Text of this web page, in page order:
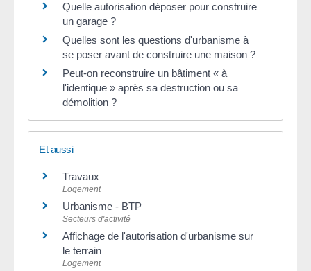
Quelle autorisation déposer pour construire
un garage ?
Quelles sont les questions d'urbanisme à
se poser avant de construire une maison ?
Peut-on reconstruire un bâtiment « à
l'identique » après sa destruction ou sa
démolition ?
Et aussi
Travaux
Logement
Urbanisme - BTP
Secteurs d'activité
Affichage de l'autorisation d'urbanisme sur
le terrain
Logement